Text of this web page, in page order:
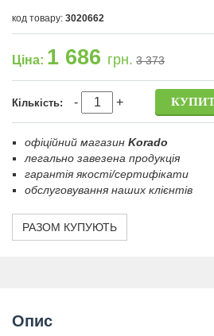
код товару: 3020662
Ціна: 1 686 грн. 3 373
Кількість: - +
офіційний магазин Korado
легально завезена продукція
гарантія якості/сертифікати
обслуговування наших клієнтів
РАЗОМ КУПУЮТЬ
Опис